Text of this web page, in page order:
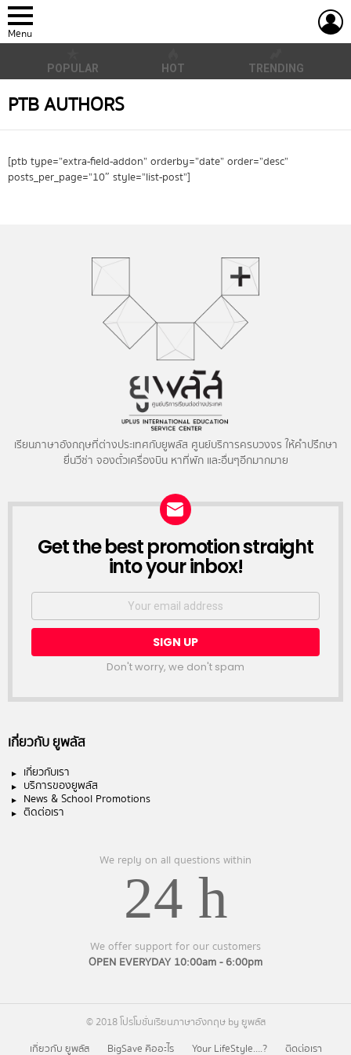
Menu
POPULAR HOT TRENDING
PTB AUTHORS
[ptb type=”extra-field-addon” orderby=”date” order=”desc”
posts_per_page=”10″ style=”list-post”]
เรียนภาษาอังกฤษที่ต่างประเทศกับยูพลัส ศูนย์บริการครบวงจร ให้คำปรึกษา
ยื่นวีซ่า จองตั๋วเครื่องบิน หาที่พัก และอื่นๆอีกมากมาย
NEWSLETTER
Get the best promotion straight
into your inbox!
Email
Don't worry, we don't spam
เกี่ยวกับ ยูพลัส
เกี่ยวกับเรา
บริการของยูพลัส
News & School Promotions
ติดต่อเรา
We reply on all questions within
24 h
We offer support for our customers
OPEN EVERYDAY 10:00am - 6:00pm
© 2018 โปรโมชั่นเรียนภาษาอังกฤษ by ยูพลัส
เกี่ยวกับ ยูพลัส
BigSave คืออะไร Your LifeStyle….? ติดต่อเรา